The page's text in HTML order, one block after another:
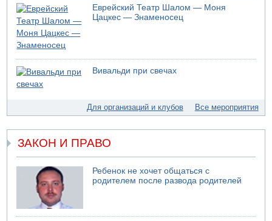
Еврейский Театр Шалом — Моня
Цацкес — Знаменосец
Вивальди при свечах
Для организаций и клубов Все мероприятия
ЗАКОН И ПРАВО
Ребенок не хочет общаться с
родителем после развода родителей